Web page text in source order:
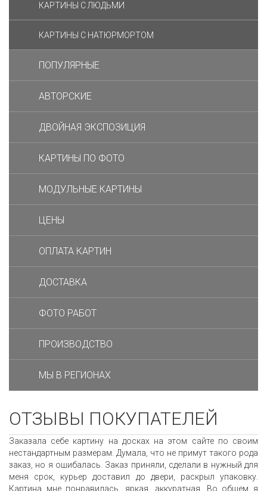
КАРТИНЫ С ЛЮДЬМИ
КАРТИНЫ С НАТЮРМОРТОМ
ПОПУЛЯРНЫЕ
АВТОРСКИЕ
ДВОЙНАЯ ЭКСПОЗИЦИЯ
КАРТИНЫ ПО ФОТО
МОДУЛЬНЫЕ КАРТИНЫ
ЦЕНЫ
ОПЛАТА КАРТИН
ДОСТАВКА
ФОТО РАБОТ
ПРОИЗВОДСТВО
МЫ В РЕГИОНАХ
ОТЗЫВЫ ПОКУПАТЕЛЕЙ
Заказала себе картину на досках на этом сайте по своим
нестандартным размерам. Думала, что не примут такого рода
заказ, но я ошибалась. Заказ приняли, сделали в нужный для
меня срок, курьер доставил до двери, раскрыл упаковку.
Картина мне понравилась, яркая, аккуратная. Во общем я